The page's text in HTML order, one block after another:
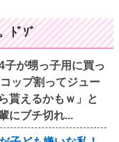
ﾄﾞｿﾞ
子が甥っ子用に買っ
ップ割ってジュー
貰えるかもｗ」と
にブチ切れ...